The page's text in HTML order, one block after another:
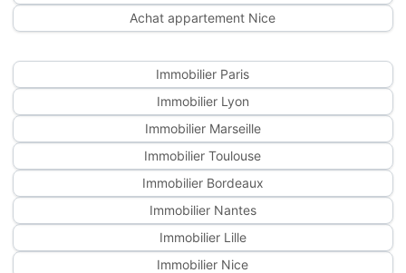
Achat appartement Nice
Immobilier Paris
Immobilier Lyon
Immobilier Marseille
Immobilier Toulouse
Immobilier Bordeaux
Immobilier Nantes
Immobilier Lille
Immobilier Nice